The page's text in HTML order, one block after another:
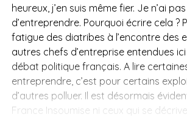
heureux, j’en suis même fier. Je n’ai
d’entreprendre. Pourquoi écrire cela ?
fatigue des diatribes à l’encontre des
autres chefs d’entreprise entendues
débat politique français. A lire
entreprendre, c’est pour certains
d’autres polluer. Il est désormais
France Insoumise ni ceux qui se